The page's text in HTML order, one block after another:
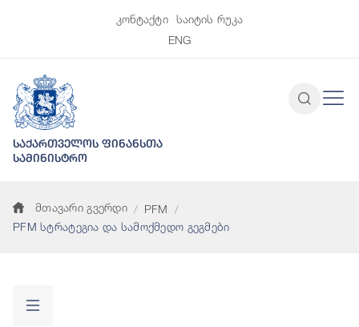
კონტაქტი
საიტის რუკა
ENG
საქართველოს ფინანსთა
სამინისტრო
მთავარი გვერდი
PFM
PFM სტრატეგია და სამოქმედო გეგმები